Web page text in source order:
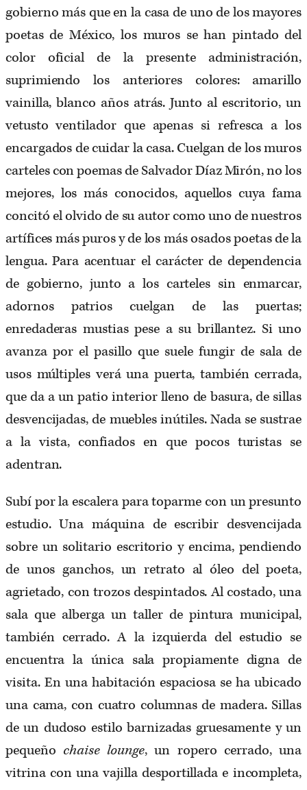
gobierno más que en la casa de uno de los mayores
poetas de México, los muros se han pintado del
color oficial de la presente administración,
suprimiendo los anteriores colores: amarillo
vainilla, blanco años atrás. Junto al escritorio, un
vetusto ventilador que apenas si refresca a los
encargados de cuidar la casa. Cuelgan de los muros
carteles con poemas de Salvador Díaz Mirón, no los
mejores, los más conocidos, aquellos cuya fama
concitó el olvido de su autor como uno de nuestros
artífices más puros y de los más osados poetas de la
lengua. Para acentuar el carácter de dependencia
de gobierno, junto a los carteles sin enmarcar,
adornos patrios cuelgan de las puertas;
enredaderas mustias pese a su brillantez. Si uno
avanza por el pasillo que suele fungir de sala de
usos múltiples verá una puerta, también cerrada,
que da a un patio interior lleno de basura, de sillas
desvencijadas, de muebles inútiles. Nada se sustrae
a la vista, confiados en que pocos turistas se
adentran.
Subí por la escalera para toparme con un presunto
estudio. Una máquina de escribir desvencijada
sobre un solitario escritorio y encima, pendiendo
de unos ganchos, un retrato al óleo del poeta,
agrietado, con trozos despintados. Al costado, una
sala que alberga un taller de pintura municipal,
también cerrado. A la izquierda del estudio se
encuentra la única sala propiamente digna de
visita. En una habitación espaciosa se ha ubicado
una cama, con cuatro columnas de madera. Sillas
de un dudoso estilo barnizadas gruesamente y un
pequeño chaise lounge, un ropero cerrado, una
vitrina con una vajilla desportillada e incompleta,